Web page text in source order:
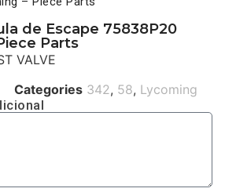
de Escape 75838P20
Parts
VALVE
Categories 342, 58, Lycoming